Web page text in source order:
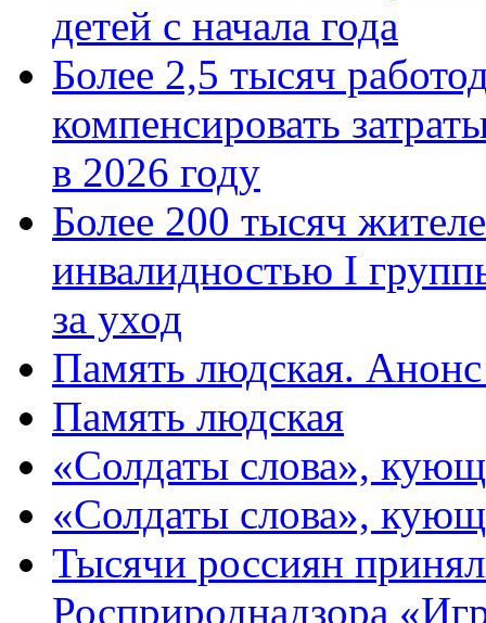
детей с начала года
Более 2,5 тысяч
компенсировать
в 2026 году
Более 200 тысяч
инвалидностью I
за уход
Память людская.
Память людская
«Солдаты слова»,
«Солдаты слова»,
Тысячи россиян
Росприроднадзора